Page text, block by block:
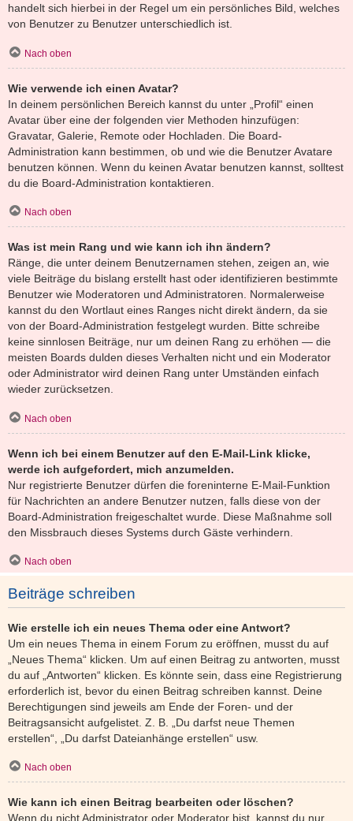
handelt sich hierbei in der Regel um ein persönliches Bild, welches
von Benutzer zu Benutzer unterschiedlich ist.
Nach oben
Wie verwende ich einen Avatar?
In deinem persönlichen Bereich kannst du unter „Profil“ einen
Avatar über eine der folgenden vier Methoden hinzufügen:
Gravatar, Galerie, Remote oder Hochladen. Die Board-
Administration kann bestimmen, ob und wie die Benutzer Avatare
benutzen können. Wenn du keinen Avatar benutzen kannst, solltest
du die Board-Administration kontaktieren.
Nach oben
Was ist mein Rang und wie kann ich ihn ändern?
Ränge, die unter deinem Benutzernamen stehen, zeigen an, wie
viele Beiträge du bislang erstellt hast oder identifizieren bestimmte
Benutzer wie Moderatoren und Administratoren. Normalerweise
kannst du den Wortlaut eines Ranges nicht direkt ändern, da sie
von der Board-Administration festgelegt wurden. Bitte schreibe
keine sinnlosen Beiträge, nur um deinen Rang zu erhöhen — die
meisten Boards dulden dieses Verhalten nicht und ein Moderator
oder Administrator wird deinen Rang unter Umständen einfach
wieder zurücksetzen.
Nach oben
Wenn ich bei einem Benutzer auf den E-Mail-Link klicke,
werde ich aufgefordert, mich anzumelden.
Nur registrierte Benutzer dürfen die foreninterne E-Mail-Funktion
für Nachrichten an andere Benutzer nutzen, falls diese von der
Board-Administration freigeschaltet wurde. Diese Maßnahme soll
den Missbrauch dieses Systems durch Gäste verhindern.
Nach oben
Beiträge schreiben
Wie erstelle ich ein neues Thema oder eine Antwort?
Um ein neues Thema in einem Forum zu eröffnen, musst du auf
„Neues Thema“ klicken. Um auf einen Beitrag zu antworten, musst
du auf „Antworten“ klicken. Es könnte sein, dass eine Registrierung
erforderlich ist, bevor du einen Beitrag schreiben kannst. Deine
Berechtigungen sind jeweils am Ende der Foren- und der
Beitragsansicht aufgelistet. Z. B. „Du darfst neue Themen
erstellen“, „Du darfst Dateianhänge erstellen“ usw.
Nach oben
Wie kann ich einen Beitrag bearbeiten oder löschen?
Wenn du nicht Administrator oder Moderator bist, kannst du nur